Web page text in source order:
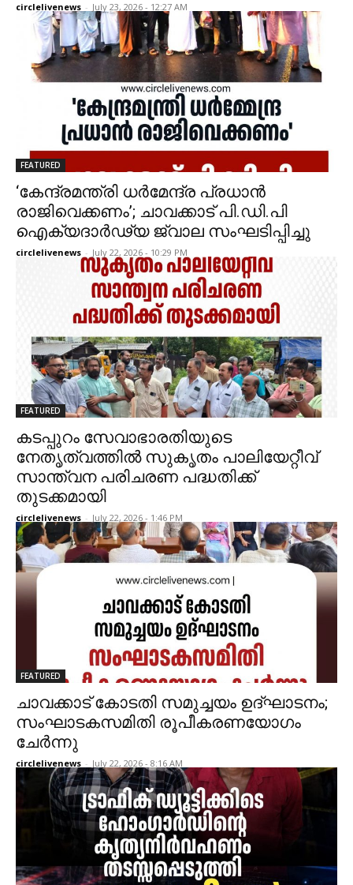
circlelivenews - July 23, 2026 - 12:27 AM
FEATURED
‘കേന്ദ്രമന്ത്രി ധർമേന്ദ്ര പ്രധാൻ
രാജിവെക്കണം’; ചാവക്കാട് പി.ഡി.പി
ഐക്യദാർഢ്യ ജ്വാല സംഘടിപ്പിച്ചു
circlelivenews - July 22, 2026 - 10:29 PM
FEATURED
കടപ്പുറം സേവാഭാരതിയുടെ
നേതൃത്വത്തിൽ സുകൃതം പാലിയേറ്റീവ്
സാന്ത്വന പരിചരണ പദ്ധതിക്ക്
തുടക്കമായി
circlelivenews - July 22, 2026 - 1:46 PM
FEATURED
ചാവക്കാട് കോടതി സമുച്ചയം ഉദ്ഘാടനം;
സംഘാടകസമിതി രൂപീകരണയോഗം
ചേർന്നു
circlelivenews - July 22, 2026 - 8:16 AM